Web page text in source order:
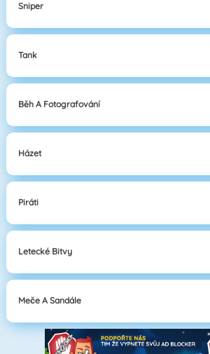
Sniper
Tank
Běh A Fotografování
Házet
Piráti
Letecké Bitvy
Meče A Sandále